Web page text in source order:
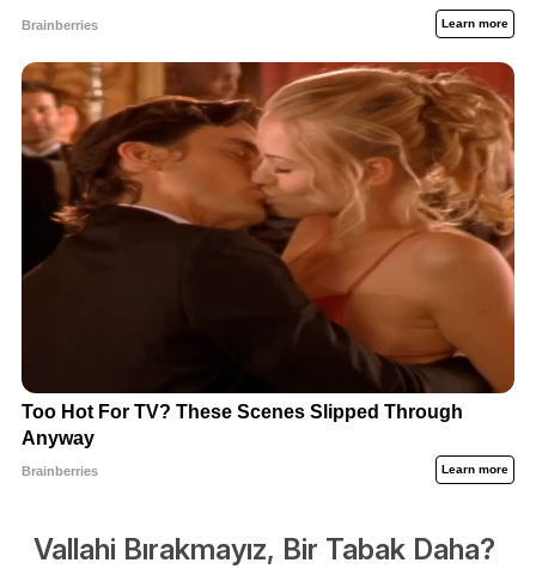
Vallahi Bırakmayız, Bir Tabak Daha?